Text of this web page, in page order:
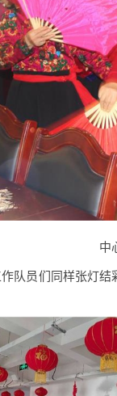
中
队员们同样张灯